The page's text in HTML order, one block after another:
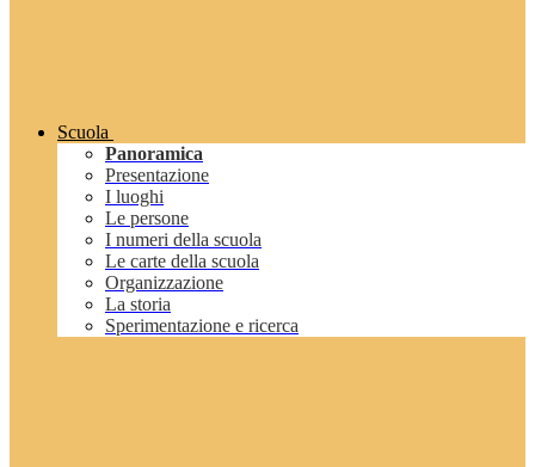
Scuola
Panoramica
Presentazione
I luoghi
Le persone
I numeri della scuola
Le carte della scuola
Organizzazione
La storia
Sperimentazione e ricerca